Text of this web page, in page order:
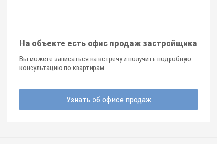
На объекте есть офис продаж застройщика
Вы можете записаться на встречу и получить подробную
консультацию по квартирам
Узнать об офисе продаж